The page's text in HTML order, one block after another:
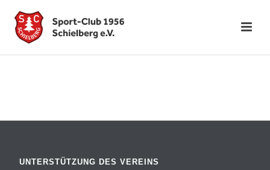
UNTERSTÜTZUNG DES VEREINS